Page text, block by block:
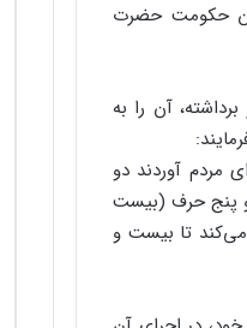
حکومت حضرت
آن را به
آوردند دو
و پنج حرف (بیست
تا بیست و